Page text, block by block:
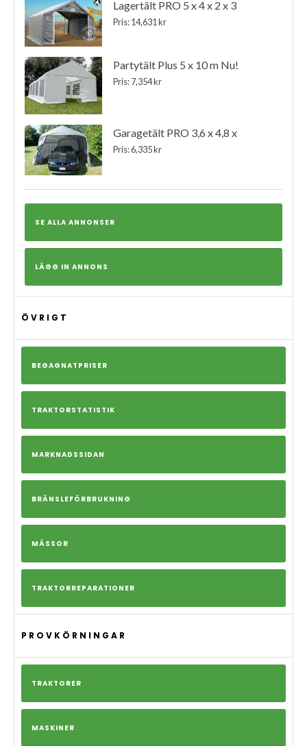
Lagertält PRO 5 x 4 x 2 x 3
Pris: 14,631 kr
Partytält Plus 5 x 10 m Nu!
Pris: 7,354 kr
Garagetält PRO 3,6 x 4,8 x
Pris: 6,335 kr
SE ALLA ANNONSER
LÄGG IN ANNONS
ÖVRIGT
BEGAGNATPRISER
TRAKTORSTATISTIK
MARKNADSSIDAN
BRÄNSLEFÖRBRUKNING
MÄSSOR
TRAKTORREPARATIONER
PROVKÖRNINGAR
TRAKTORER
MASKINER